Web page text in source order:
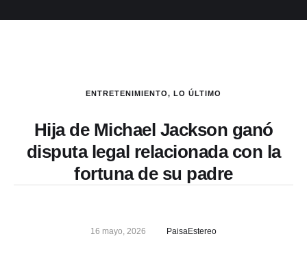
ENTRETENIMIENTO, LO ÚLTIMO
Hija de Michael Jackson ganó
disputa legal relacionada con la
fortuna de su padre
16 mayo, 2026 PaisaEstereo